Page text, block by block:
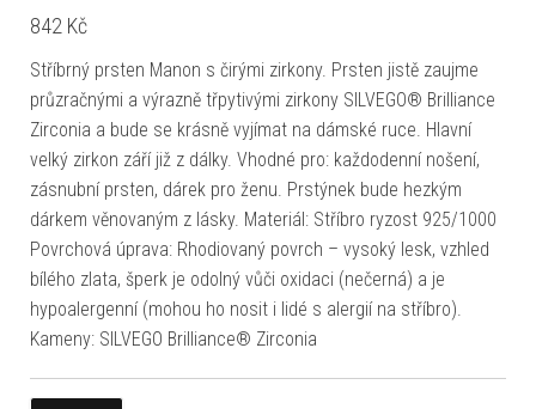
842 Kč
Stříbrný prsten Manon s čirými zirkony. Prsten jistě zaujme
průzračnými a výrazně třpytivými zirkony SILVEGO® Brilliance
Zirconia a bude se krásně vyjímat na dámské ruce. Hlavní
velký zirkon září již z dálky. Vhodné pro: každodenní nošení,
zásnubní prsten, dárek pro ženu. Prstýnek bude hezkým
dárkem věnovaným z lásky. Materiál: Stříbro ryzost 925/1000
Povrchová úprava: Rhodiovaný povrch – vysoký lesk, vzhled
bílého zlata, šperk je odolný vůči oxidaci (nečerná) a je
hypoalergenní (mohou ho nosit i lidé s alergií na stříbro).
Kameny: SILVEGO Brilliance® Zirconia